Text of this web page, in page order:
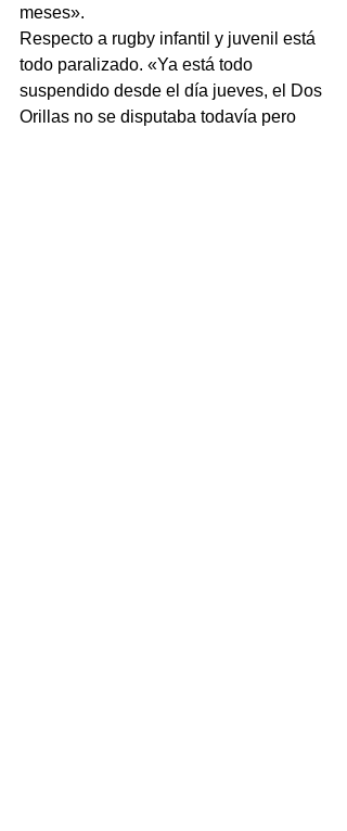
meses».
Respecto a rugby infantil y juvenil está
todo paralizado. «Ya está todo
suspendido desde el día jueves, el Dos
Orillas no se disputaba todavía pero